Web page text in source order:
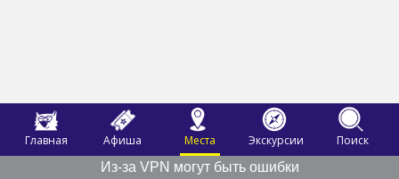
Главная Афиша Места Экскурсии
Поиск
Из-за VPN могут быть ошибки